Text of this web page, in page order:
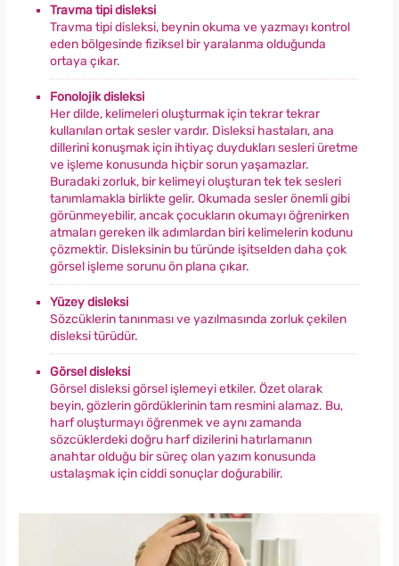
Travma tipi disleksi
Travma tipi disleksi, beynin okuma ve yazmayı kontrol
eden bölgesinde fiziksel bir yaralanma olduğunda
ortaya çıkar.
Fonolojik disleksi
Her dilde, kelimeleri oluşturmak için tekrar tekrar
kullanılan ortak sesler vardır. Disleksi hastaları, ana
dillerini konuşmak için ihtiyaç duydukları sesleri üretme
ve işleme konusunda hiçbir sorun yaşamazlar.
Buradaki zorluk, bir kelimeyi oluşturan tek tek sesleri
tanımlamakla birlikte gelir. Okumada sesler önemli gibi
görünmeyebilir, ancak çocukların okumayı öğrenirken
atmaları gereken ilk adımlardan biri kelimelerin kodunu
çözmektir. Disleksinin bu türünde işitselden daha çok
görsel işleme sorunu ön plana çıkar.
Yüzey disleksi
Sözcüklerin tanınması ve yazılmasında zorluk çekilen
disleksi türüdür.
Görsel disleksi
Görsel disleksi görsel işlemeyi etkiler. Özet olarak
beyin, gözlerin gördüklerinin tam resmini alamaz. Bu,
harf oluşturmayı öğrenmek ve aynı zamanda
sözcüklerdeki doğru harf dizilerini hatırlamanın
anahtar olduğu bir süreç olan yazım konusunda
ustalaşmak için ciddi sonuçlar doğurabilir.